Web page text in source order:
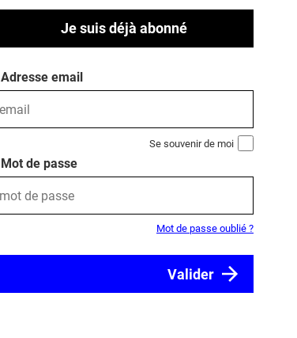
Je suis déjà abonné
Adresse email
Se souvenir de moi
Mot de passe
Mot de passe oublié ?